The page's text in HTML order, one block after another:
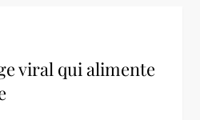
viral qui alimente